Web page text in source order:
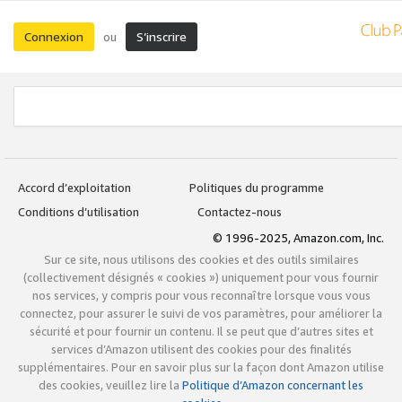
Connexion ou S’inscrire
Accord d’exploitation
Politiques du programme
Conditions d’utilisation
Contactez-nous
© 1996-2025, Amazon.com, Inc.
Sur ce site, nous utilisons des cookies et des outils similaires
(collectivement désignés « cookies ») uniquement pour vous fournir
nos services, y compris pour vous reconnaître lorsque vous vous
connectez, pour assurer le suivi de vos paramètres, pour améliorer la
sécurité et pour fournir un contenu. Il se peut que d’autres sites et
services d’Amazon utilisent des cookies pour des finalités
supplémentaires. Pour en savoir plus sur la façon dont Amazon utilise
des cookies, veuillez lire la Politique d’Amazon concernant les